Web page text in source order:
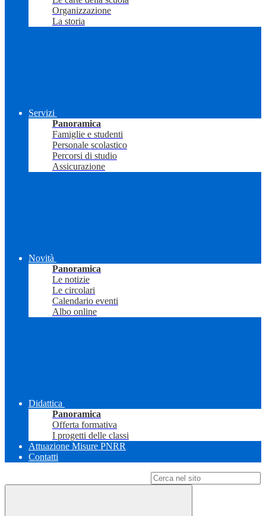
Organizzazione
La storia
Servizi
Panoramica
Famiglie e studenti
Personale scolastico
Percorsi di studio
Assicurazione
Novità
Panoramica
Le notizie
Le circolari
Calendario eventi
Albo online
Didattica
Panoramica
Offerta formativa
I progetti delle classi
Attuazione Misure PNRR
Contatti